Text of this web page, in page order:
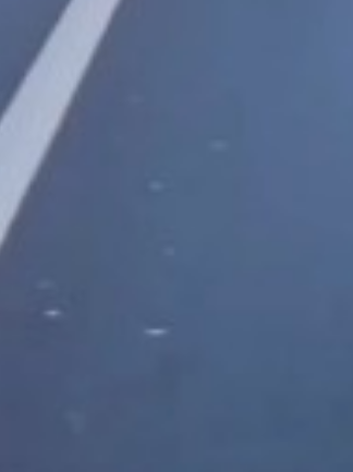
Fiyatları ve İdeal Erkek Yurdu İmkânları
Görünmeyen Gücü